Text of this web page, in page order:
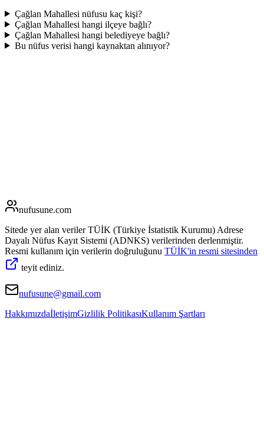
Çağlan Mahallesi nüfusu kaç kişi?
Çağlan Mahallesi hangi ilçeye bağlı?
Çağlan Mahallesi hangi belediyeye bağlı?
Bu nüfus verisi hangi kaynaktan alınıyor?
nufusune.com
Sitede yer alan veriler TÜİK (Türkiye İstatistik Kurumu) Adrese
Dayalı Nüfus Kayıt Sistemi (ADNKS) verilerinden derlenmiştir.
Resmi kullanım için verilerin doğruluğunu TÜİK'in resmi sitesinden
teyit ediniz.
nufusune@gmail.com
HakkımızdaİletişimGizlilik PolitikasıKullanım Şartları